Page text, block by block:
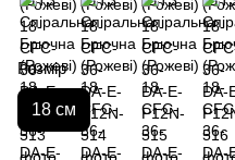
Розмір
18 см